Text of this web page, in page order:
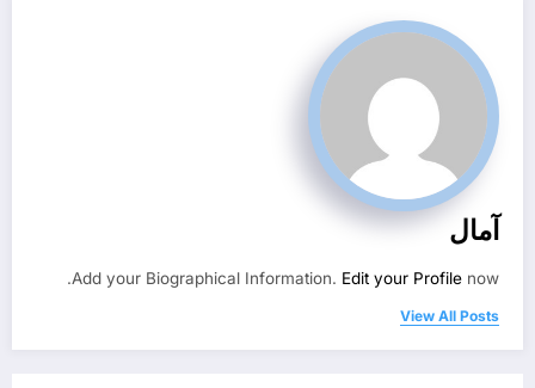
آمال
Add your Biographical Information. Edit your Profile now.
View All Posts